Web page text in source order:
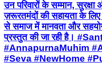
उन परिवारों के सम्मान,
ज़रूरतमंदों की सहायता के लिए
से समाज में मानवता और
प्रस्तुत की जा रही है।
#AnnapurnaMuhim
#Seva #NewHome